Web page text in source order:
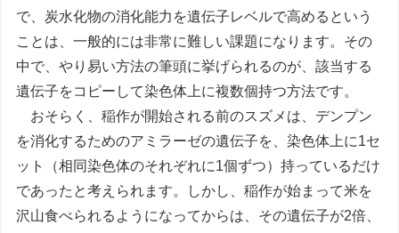
で、炭水化物の消化能力を遺伝子レベルで高めるという
ことは、一般的には非常に難しい課題になります。その
中で、やり易い方法の筆頭に挙げられるのが、該当する
遺伝子をコピーして染色体上に複数個持つ方法です。
おそらく、稲作が開始される前のスズメは、デンプン
を消化するためのアミラーゼの遺伝子を、染色体上に1セ
ット（相同染色体のそれぞれに1個ずつ）持っているだけ
であったと考えられます。しかし、稲作が始まって米を
沢山食べられるようになってからは、その遺伝子が2倍、